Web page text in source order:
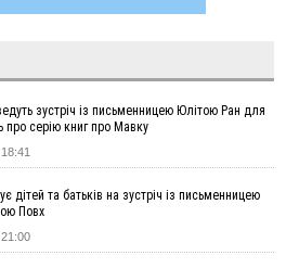
межі Прикарпаття та Львівщини
аукціон за 830 млн
скоїли наругу над могилою УПА
Ярославський НПЗ та кораблі
у Керчі
на Chevrolet втікав від поліції
декларування вогнепальної зброї:
зустріч із письменницею Юлітою Ран для
про серію книг про Мавку
дітей та батьків на зустріч із письменницею
Повх